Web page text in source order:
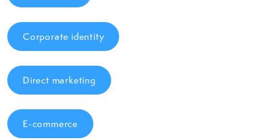
Corporate identity
Direct marketing
E-commerce